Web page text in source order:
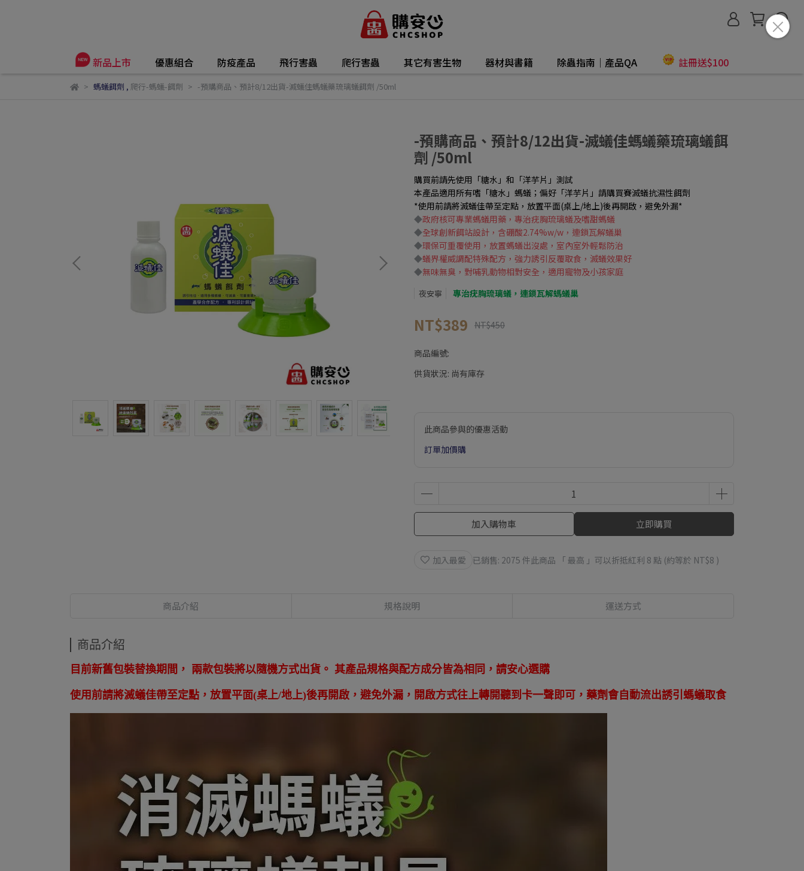
新品上市 優惠組合 防疫產品 飛行害蟲 爬行害蟲 其它有害生物 器材與書籍 除蟲指南│產品QA 註冊送$100
螞蟻餌劑 , 爬行-螞蟻-餌劑 -預購商品、預計8/12出貨-滅蟻佳螞蟻藥琉璃蟻餌劑 /50ml
-預購商品、預計8/12出貨-滅蟻佳螞蟻藥琉璃蟻餌
劑 /50ml
購買前請先使用「糖水」和「洋芋片」測試
本產品適用所有嗜「糖水」螞蟻；偏好「洋芋片」請購買賽滅蟻抗濕性餌劑
*使用前請將滅蟻佳帶至定點，放置平面(桌上/地上)後再開啟，避免外漏*
◆政府核可專業螞蟻用藥，專治疣胸琉璃蟻及嗜甜螞蟻
◆全球創新餌站設計，含硼酸2.74%w/w，連鎖瓦解蟻巢
◆環保可重覆使用，放置螞蟻出沒處，室內室外輕鬆防治
◆蟻界權威調配特殊配方，強力誘引反覆取食，滅蟻效果好
◆無味無臭，對哺乳動物相對安全，適用寵物及小孩家庭
夜安寧 專治疣胸琉璃蟻，連鎖瓦解螞蟻巢
NT$389 NT$450
商品編號:
供貨狀況: 尚有庫存
此商品參與的優惠活動
訂單加價購
加入購物車 立即購買
加入最愛 已銷售: 2075 件此商品 「 最高 」可以折抵紅利 8 點 (約等於 NT$8 )
商品介紹 規格說明 運送方式
商品介紹
目前新舊包裝替換期間， 兩款包裝將以隨機方式出貨。 其產品規格與配方成分皆為相同，請安心選購
使用前請將滅蟻佳帶至定點，放置平面(桌上/地上)後再開啟，避免外漏，開啟方式往上轉開聽到卡一聲即可，藥劑會自動流出誘引螞蟻取食